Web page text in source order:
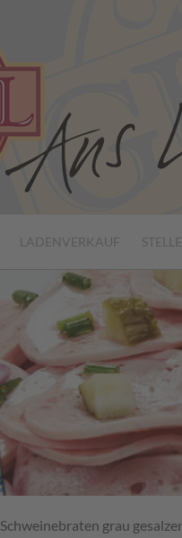
LADENVERKAUF
Schweinebraten grau